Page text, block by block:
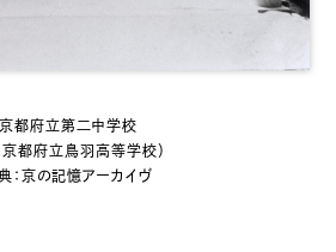
京都府立第二中学校
京都府立鳥羽高等学校）
：京の記憶アーカイヴ